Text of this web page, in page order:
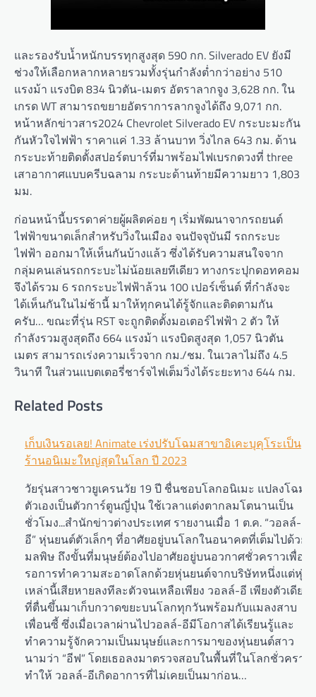
และรองรับน้ำหนักบรรทุกสูงสุด 590 กก. Silverado EV ยังมี
ช่วงให้เลือกหลากหลายรวมทั้งรุ่นกำลังต่ำกว่าอย่าง 510
แรงม้า แรงบิต 834 นิวตัน-เมตร อัตราลากจูง 3,628 กก. ใน
เกรด WT สามารถขยายอัตราการลากจูงได้ถึง 9,071 กก.
หน้าหลักข่าวสาร2024 Chevrolet Silverado EV กระบะมะกัน
กันหัวใจไฟฟ้า ราคาแค่ 1.33 ล้านบาท วิ่งไกล 643 กม. ด้าน
กระบะท้ายติดตั้งสปอร์ตบาร์ที่มาพร้อมไฟเบรกดวงที่ three
เสาอากาศแบบครีบฉลาม กระบะด้านท้ายมีความยาว 1,803
มม.
ก่อนหน้านี้บรรดาค่ายผู้ผลิตค่อย ๆ เริ่มพัฒนาจากรถยนต์
ไฟฟ้าขนาดเล็กสำหรับวิ่งในเมือง จนปัจจุบันมี รถกระบะ
ไฟฟ้า ออกมาให้เห็นกันบ้างแล้ว ซึ่งได้รับความสนใจจาก
กลุ่มคนเล่นรถกระบะไม่น้อยเลยทีเดียว ทางกระปุกดอทคอม
จึงได้รวม 6 รถกระบะไฟฟ้าล้วน 100 เปอร์เซ็นต์ ที่กำลังจะ
ได้เห็นกันในไม่ช้านี้ มาให้ทุกคนได้รู้จักและติดตามกัน
ครับ… ขณะที่รุ่น RST จะถูกติดตั้งมอเตอร์ไฟฟ้า 2 ตัว ให้
กำลังรวมสูงสุดถึง 664 แรงม้า แรงบิดสูงสุด 1,057 นิวตัน
เมตร สามารถเร่งความเร็วจาก กม./ชม. ในเวลาไม่ถึง 4.5
วินาที ในส่วนแบตเตอรี่ชาร์จไฟเต็มวิ่งได้ระยะทาง 644 กม.
Related Posts
เก็บเงินรอเลย! Animate เร่งปรับโฉมสาขาอิเคะบุคุโระเป็น
ร้านอนิเมะใหญ่สุดในโลก ปี 2023
วัยรุ่นสาวชาวยูเครนวัย 19 ปี ชื่นชอบโลกอนิเมะ แปลงโฉม
ตัวเองเป็นตัวการ์ตูนญี่ปุ่น ใช้เวลาแต่งตากลมโตนานเป็น
ชั่วโมง...สำนักข่าวต่างประเทศ รายงานเมื่อ 1 ต.ค. “วอลล์-
อี” หุ่นยนต์ตัวเล็กๆ ที่อาศัยอยู่บนโลกในอนาคตที่เต็มไปด้วย
มลพิษ ถึงขั้นที่มนุษย์ต้องไปอาศัยอยู่บนอวกาศชั่วคราวเพื่อ
รอการทำความสะอาดโลกด้วยหุ่นยนต์จากบริษัทหนึ่งแต่หุ่น
เหล่านี้เสียหายลงทีละตัวจนเหลือเพียง วอลล์-อี เพียงตัวเดียว
ที่ตื่นขึ้นมาเก็บกวาดขยะบนโลกทุกวันพร้อมกับแมลงสาบ
เพื่อนซี้ ซึ่งเมื่อเวลาผ่านไปวอลล์-อีมีโอกาสได้เรียนรู้และ
ทำความรู้จักความเป็นมนุษย์และการมาของหุ่นยนต์สาว
นามว่า “อีฟ” โดยเธอลงมาตรวจสอบในพื้นที่ในโลกชั่วคราว
ทำให้ วอลล์-อีเกิดอาการที่ไม่เคยเป็นมาก่อน…
Post
navigation